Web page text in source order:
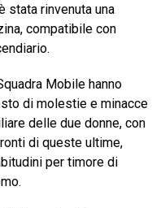
stata rinvenuta una
compatibile con
Mobile hanno
di molestie e minacce
delle due donne, con
di queste ultime,
per timore di